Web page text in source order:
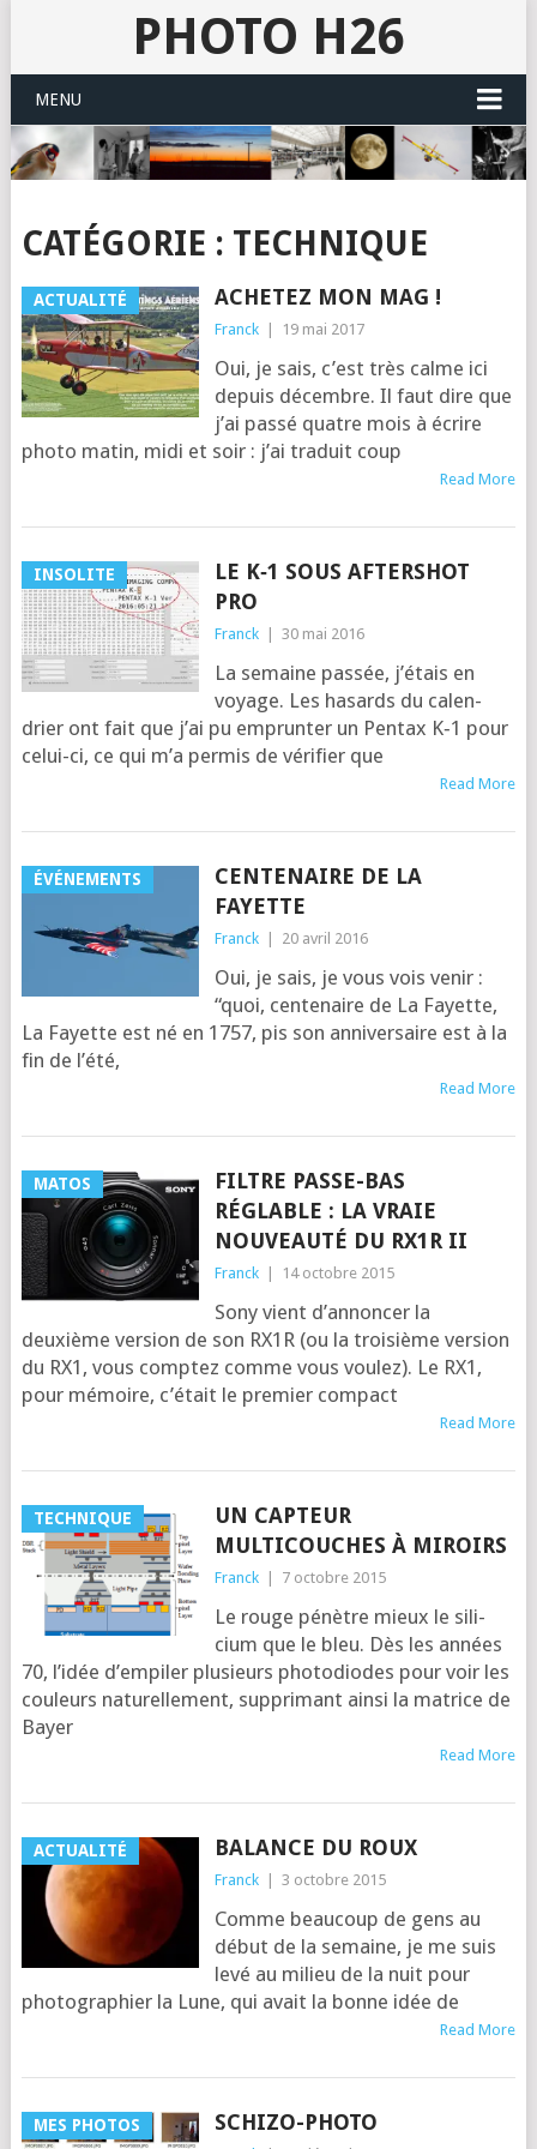
PHOTO H26
MENU
CATÉGORIE : TECHNIQUE
ACTUALITÉ ACHETEZ MON MAG !
Franck 19 mai 2017
Oui, je sais, c’est très calme ici
depuis décembre. Il faut dire que
j’ai pas­sé quatre mois à écrire
pho­to matin, midi et soir : j’ai tra­duit coup
Read More
INSOLITE
LE K‑1 SOUS AFTERSHOT
PRO
Franck 30 mai 2016
La semaine pas­sée, j’é­tais en
voyage. Les hasards du calen­
drier ont fait que j’ai pu emprun­ter un Pentax K‑1 pour
celui-ci, ce qui m’a per­mis de véri­fier que
Read More
ÉVÉNEMENTS
CENTENAIRE DE LA
FAYETTE
Franck 20 avril 2016
Oui, je sais, je vous vois venir :
“quoi, cen­te­naire de La Fayette,
La Fayette est né en 1757, pis son anni­ver­saire est à la
fin de l’é­té,
Read More
MATOS
FILTRE PASSE-BAS
RÉGLABLE : LA VRAIE
NOUVEAUTÉ DU RX1R II
Franck 14 octobre 2015
Sony vient d’an­non­cer la
deuxième ver­sion de son RX1R (ou la troi­sième ver­sion
du RX1, vous comp­tez comme vous voulez). Le RX1,
pour mémoire, c’é­tait le pre­mier com­pact
Read More
TECHNIQUE
UN CAPTEUR
MULTICOUCHES À MIROIRS
Franck 7 octobre 2015
Le rouge pénètre mieux le sili­
cium que le bleu. Dès les années
70, l’i­dée d’empiler plu­sieurs pho­to­diodes pour voir les
cou­leurs natu­rel­le­ment, sup­pri­mant ain­si la matrice de
Bayer
Read More
ACTUALITÉ BALANCE DU ROUX
Franck 3 octobre 2015
Comme beau­coup de gens au
début de la semaine, je me suis
levé au milieu de la nuit pour
pho­to­gra­phier la Lune, qui avait la bonne idée de
Read More
MES PHOTOS SCHIZO-PHOTO